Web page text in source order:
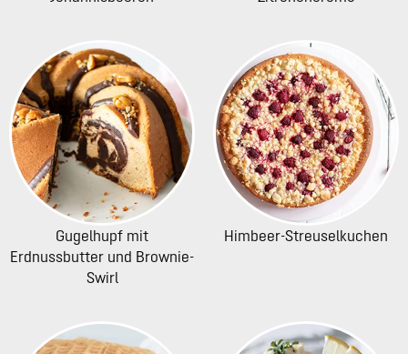
Gugelhupf mit
Erdnussbutter und Brownie-
Swirl
Himbeer-Streuselkuchen